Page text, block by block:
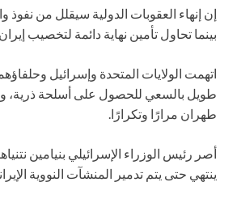
إن إنهاء العقوبات الدولية سيقلل من
بينما تحاول تأمين نهاية دائمة لتخصيب
اتهمت الولايات المتحدة وإسرائيل
طويل بالسعي للحصول على أسلحة ذرية،
طهران مرارًا وتكرارًا.
أصر رئيس الوزراء الإسرائيلي بنيامين
ينتهي حتى يتم تدمير المنشآت النووية